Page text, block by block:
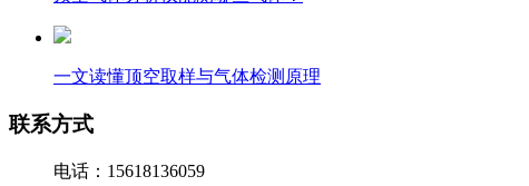
一文读懂顶空取样与气体检测原理
联系方式
电话：15618136059